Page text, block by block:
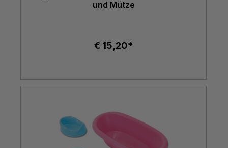
und Mütze
€ 15,20*